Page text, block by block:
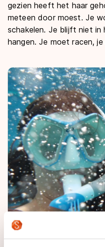
gezien heeft het haar
meteen door moest. Je
schakelen. Je blijft niet in
hangen. Je moet racen, je